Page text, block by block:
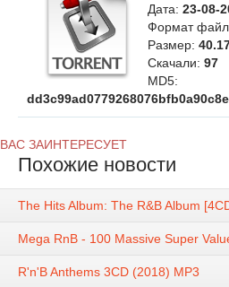
Дата: 23-08-
Формат
Размер:
Скачали: 97
MD5:
ВАС ЗАИНТЕРЕСУЕТ
Похожие новости
The Hits Album: The R&B Album
Mega RnB - 100 Massive Super
R'n'B Anthems 3CD (2018) MP3